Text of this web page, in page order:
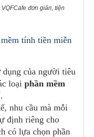
đơn giản, tiện
mềm tính tiền miễn
của người tiêu
loại phần mềm
nhu cầu mà mỗi
định riêng cho
có lựa chọn phần